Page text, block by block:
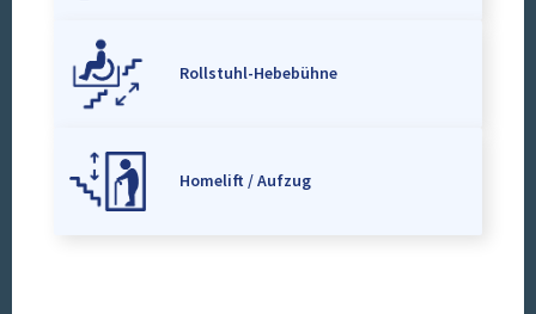
Rollstuhl-Hebebühne
Homelift / Aufzug